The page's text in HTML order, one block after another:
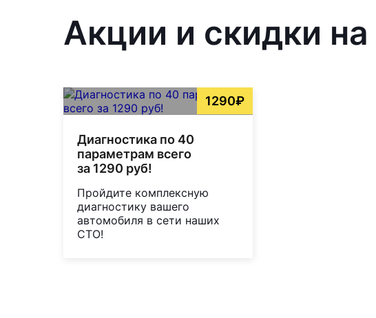
Акции и скидки
1290₽
Диагностика по 40
параметрам всего
за 1290 руб!
Пройдите комплексную
диагностику вашего
автомобиля в сети наших
СТО!